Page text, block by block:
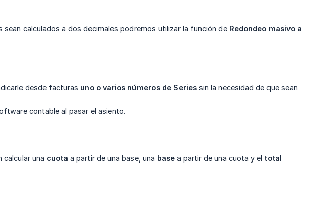
calculados a dos decimales podremos utilizar la función de Redondeo masivo a
desde facturas uno o varios números de Series sin la necesidad de que sean
contable al pasar el asiento.
calcular una cuota a partir de una base, una base a partir de una cuota y el total